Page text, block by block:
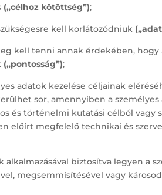
(„célhoz kötöttség”);
kell korlátozódniuk
kell tenni annak érdekében, hogy
(„pontosság”);
adatok kezelése céljainak
sor, amennyiben a személyes
és történelmi kutatási célból vagy
előírt megfelelő technikai és
biztosítva legyen a
megsemmisítésével vagy